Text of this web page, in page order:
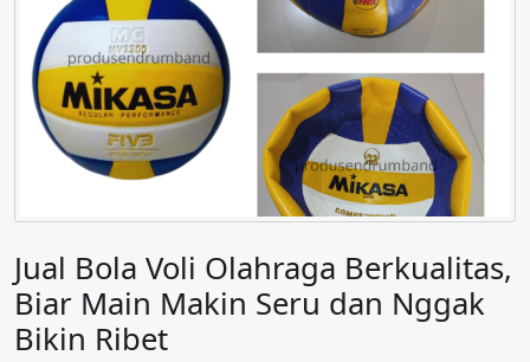
Jual Bola Voli Olahraga Berkualitas,
Biar Main Makin Seru dan Nggak
Bikin Ribet